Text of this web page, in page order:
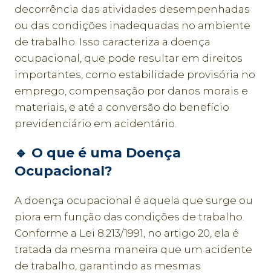
decorrência das atividades desempenhadas
ou das condições inadequadas no ambiente
de trabalho. Isso caracteriza a doença
ocupacional, que pode resultar em direitos
importantes, como estabilidade provisória no
emprego, compensação por danos morais e
materiais, e até a conversão do benefício
previdenciário em acidentário.
🔹 O que é uma Doença
Ocupacional?
A doença ocupacional é aquela que surge ou
piora em função das condições de trabalho.
Conforme a Lei 8.213/1991, no artigo 20, ela é
tratada da mesma maneira que um acidente
de trabalho, garantindo as mesmas